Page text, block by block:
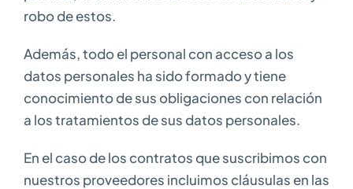
robo de estos.
Además, todo el personal con acceso a los
datos personales ha sido formado y tiene
conocimiento de sus obligaciones con relación
a los tratamientos de sus datos personales.
En el caso de los contratos que suscribimos con
nuestros proveedores incluimos cláusulas en las